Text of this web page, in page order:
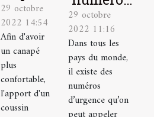
pour
choisir
un
coussin
tropical
29 octobre
2022 14:54
Afin d'avoir
un canapé
plus
confortable,
l'apport d'un
coussin
à appeler
en
situation
d’urgence
à Lyon
29 octobre
2022 11:16
Dans tous les
pays du monde,
il existe des
numéros
d’urgence qu’on